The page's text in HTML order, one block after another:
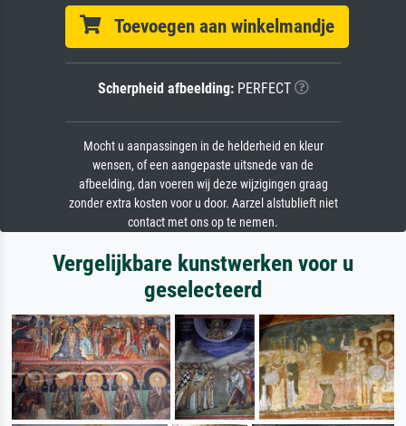
Toevoegen aan winkelmandje
Scherpheid afbeelding:PERFECT
Mocht u aanpassingen in de helderheid en kleur
wensen, of een aangepaste uitsnede van de
afbeelding, dan voeren wij deze wijzigingen graag
zonder extra kosten voor u door. Aarzel alstublieft niet
contact met ons op te nemen.
Vergelijkbare kunstwerken voor u
geselecteerd